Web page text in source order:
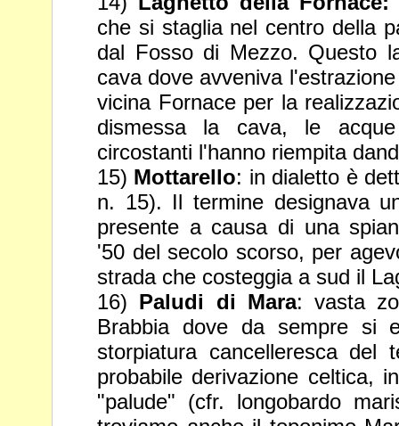
che si staglia nel centro della
dal Fosso di Mezzo. Questo
cava dove avveniva
vicina Fornace per la
dismessa la cava, le
circostanti l'hanno riempita
15) Mottarello: in dialetto è
n. 15). Il termine designava
presente a causa di una
'50 del secolo scorso, per
strada che costeggia a sud il
16) Paludi di Mara: vasta
Brabbia dove da sempre si
storpiatura cancelleresca del
probabile derivazione celtica,
"palude" (cfr. longobardo